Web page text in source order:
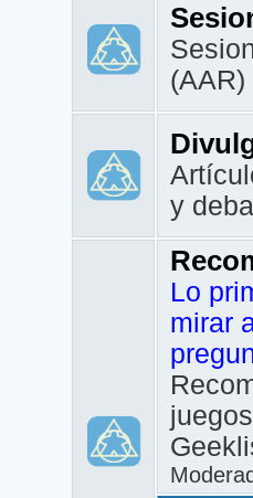
(AAR)
y
Lo
mirar